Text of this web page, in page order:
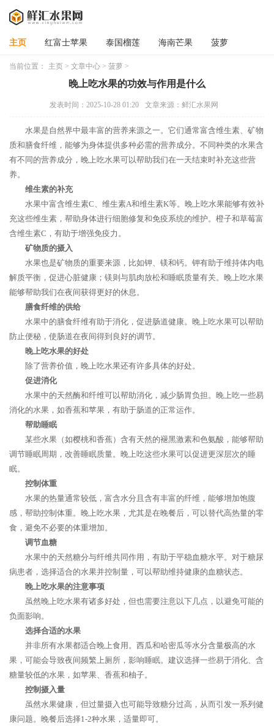
主页 红富士苹果 泰国榴莲 海南芒果 菠萝
当前位置： 主页 > 文章中心 > 菠萝 >
晚上吃水果的功效与作用是什么
发表时间：2025-10-28 01:20 文章来源：鲜汇水果网
水果是自然界中最丰富的营养来源之一。它们通常富含维生素、矿物
质和膳食纤维，能够为身体提供多种必需的营养成分。不同种类的水果含
有不同的营养成分，晚上吃水果可以帮助我们在一天结束时补充这些营
养。
维生素的补充
水果中富含维生素C、维生素A和维生素K等。晚上吃水果能够有效补
充这些维生素，帮助身体进行细胞修复和免疫系统的维护。橙子和草莓富
含维生素C，有助于增强免疫力。
矿物质的摄入
水果也是矿物质的重要来源，比如钾、镁和钙。钾有助于维持体内电
解质平衡，促进心脏健康；镁则与肌肉放松和睡眠质量有关。晚上吃水果
能够帮助我们在夜间获得更好的休息。
膳食纤维的供给
水果中的膳食纤维有助于消化，促进肠道健康。晚上吃水果可以帮助
防止便秘，使肠道在夜间得到良好的调节。
晚上吃水果的好处
除了营养价值，晚上吃水果还有许多具体的好处。
促进消化
水果中的天然酶和纤维可以帮助消化，减少肠胃负担。晚上吃一些易
消化的水果，如香蕉和苹果，有助于肠道的正常运作。
帮助睡眠
某些水果（如樱桃和香蕉）含有天然的褪黑激素和色氨酸，能够帮助
调节睡眠周期，改善睡眠质量。晚上吃这些水果可以促进更深层次的睡
眠。
控制体重
水果的热量通常较低，富含水分且含有丰富的纤维，能够增加饱腹
感，帮助控制体重。晚上吃水果，尤其是在晚餐后，可以替代高热量的零
食，避免不必要的体重增加。
调节血糖
水果中的天然糖分与纤维共同作用，有助于平稳血糖水平。对于糖尿
病患者，选择适合的水果并控制量，可以帮助维持健康的血糖状态。
晚上吃水果的注意事项
虽然晚上吃水果有诸多好处，但也需要注意以下几点，以避免可能的
负面影响。
选择合适的水果
并非所有水果都适合晚上食用。西瓜和哈密瓜等水分含量极高的水
果，可能会导致夜间频繁上厕所，影响睡眠。建议选择一些易于消化、含
糖量较低的水果，如苹果、香蕉和柚子。
控制摄入量
虽然水果健康，但过量摄入也可能导致糖分过高，从而引发一系列健
康问题。晚餐后选择1-2种水果，适量即可。